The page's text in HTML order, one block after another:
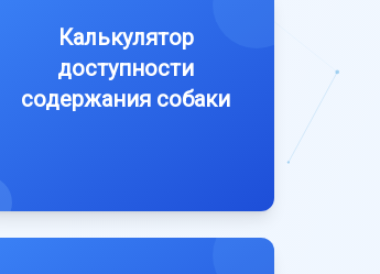
Калькулятор
доступности
содержания собаки